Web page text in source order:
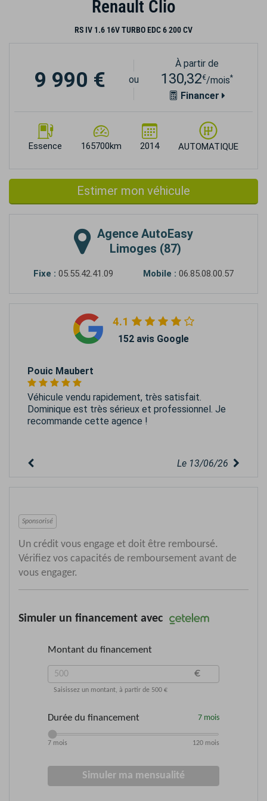
Renault Clio
RS IV 1.6 16V TURBO EDC 6 200 CV
Essence 165700km 2014 AUTOMATIQUE
9 990 € ou
À partir de
130,32€/mois*
Financer
Estimer mon véhicule
Agence AutoEasy
Limoges (87)
Fixe : 05.55.42.41.09 Mobile : 06.85.08.00.57
4.1
152 avis Google
Pouic Maubert
Véhicule vendu rapidement, très satisfait.
Dominique est très sérieux et professionnel. Je
recommande cette agence !
Le 13/06/26